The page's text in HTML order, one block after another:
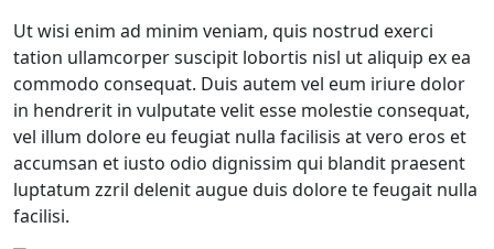
Ut wisi enim ad minim veniam, quis nostrud exerci
tation ullamcorper suscipit lobortis nisl ut aliquip ex ea
commodo consequat. Duis autem vel eum iriure dolor
in hendrerit in vulputate velit esse molestie consequat,
vel illum dolore eu feugiat nulla facilisis at vero eros et
accumsan et iusto odio dignissim qui blandit praesent
luptatum zzril delenit augue duis dolore te feugait nulla
facilisi.